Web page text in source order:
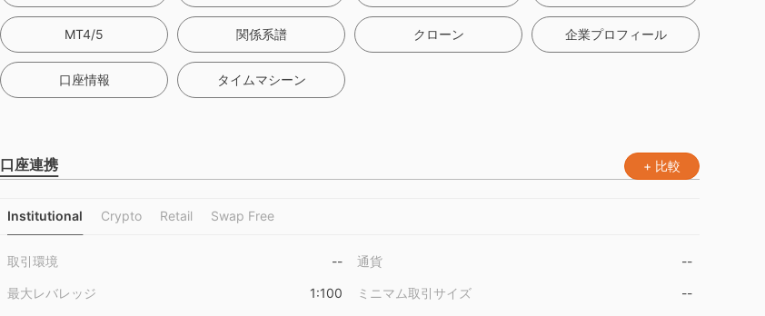
MT4/5 関係系譜 クローン 企業プロフィール
口座情報 タイムマシーン
口座連携 + 比較
Institutional Crypto Retail Swap Free
取引環境 --
最大レバレッジ 1:100
通貨 --
ミニマム取引サイズ --